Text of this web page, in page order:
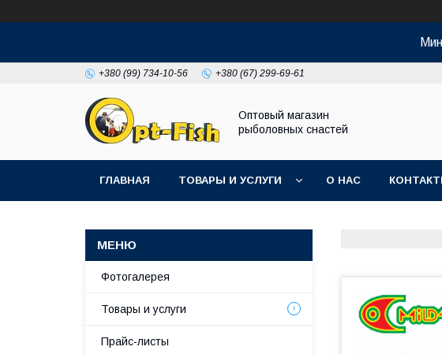
+380 (99) 734-10-56 +380 (67) 299-69-61
Оптовый магазин
рыболовных снастей
ГЛАВНАЯ ТОВАРЫ И УСЛУГИ О НАС
Фотогалерея
Товары и услуги
Прайс-листы